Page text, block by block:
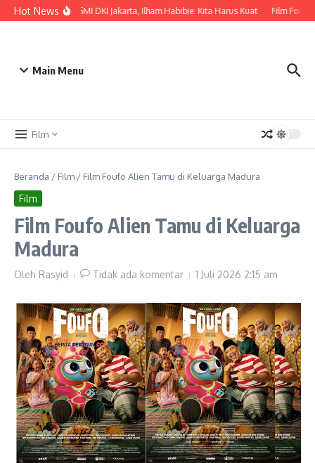
Lewati ke konten
Hot News
Pelantikan ISMI DKI Jakarta, Ilham Habibie: Kita Harus Kuat Film Foufo
Main Menu
Film
Beranda / Film / Film Foufo Alien Tamu di Keluarga Madura
Film
Film Foufo Alien Tamu di Keluarga
Madura
Oleh Rasyid Tidak ada komentar 1 Juli 2026 2:15 am